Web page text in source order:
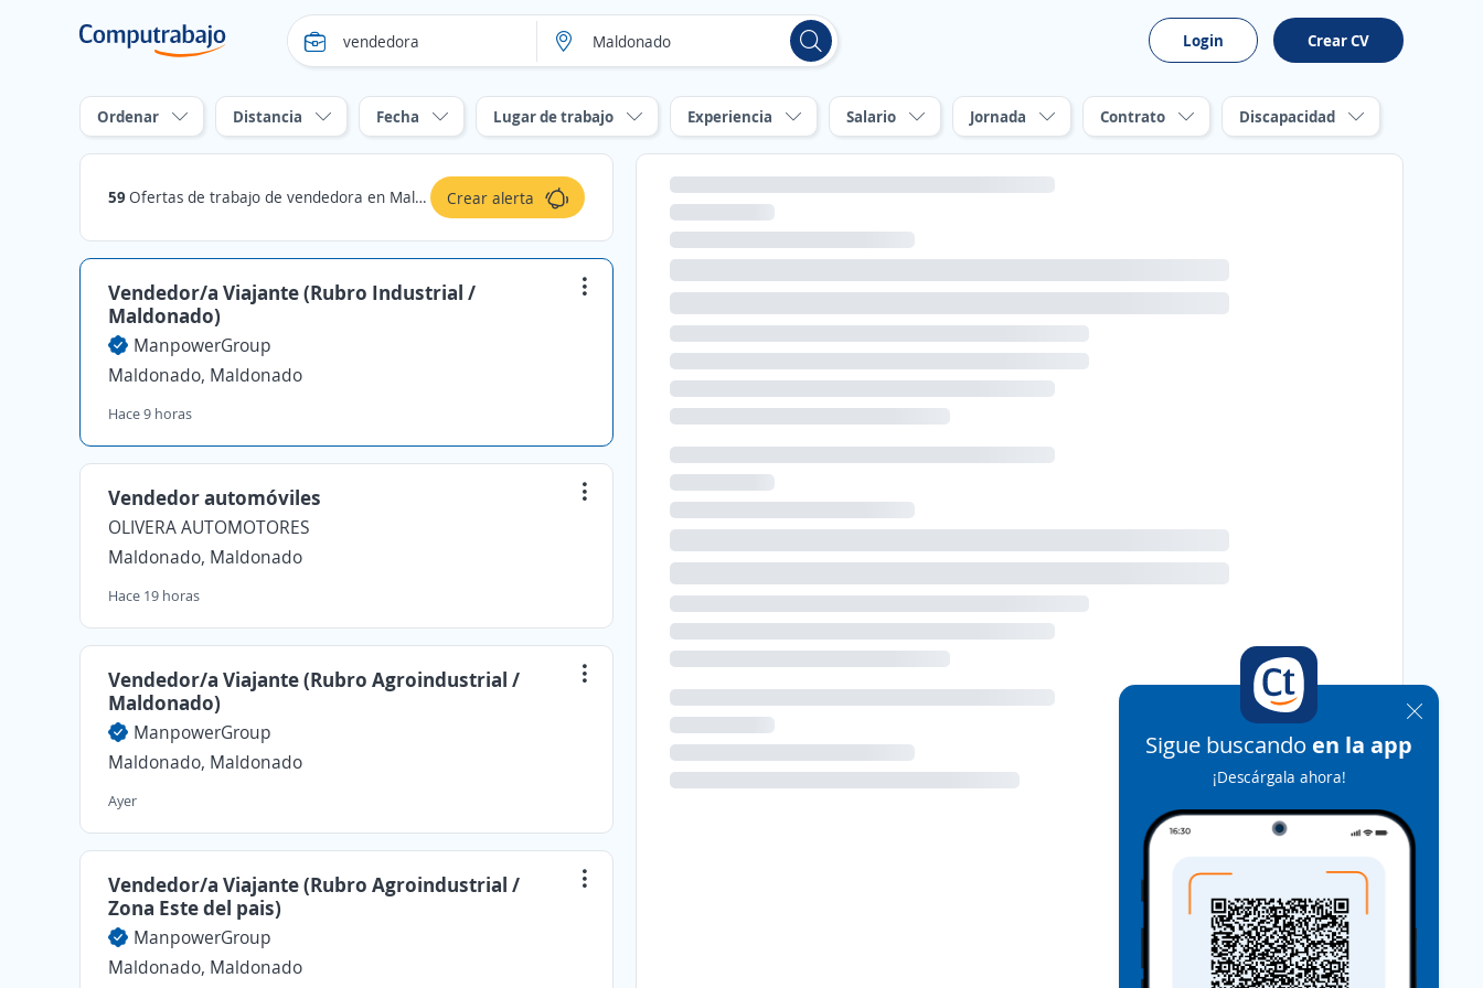
Login Crear CV
Ordenar Distancia Fecha Lugar de trabajo Experiencia Salario Jornada Contrato Discapacidad
59 Ofertas de trabajo de vendedora en Maldonado, Maldonado Crear alerta
Vendedor/a Viajante (Rubro Industrial /
Maldonado)
ManpowerGroup
Maldonado, Maldonado
Hace 9 horas
Vendedor automóviles
OLIVERA AUTOMOTORES
Maldonado, Maldonado
Hace 19 horas
Vendedor/a Viajante (Rubro Agroindustrial /
Maldonado)
ManpowerGroup
Maldonado, Maldonado
Ayer
Vendedor/a Viajante (Rubro Agroindustrial /
Zona Este del pais)
ManpowerGroup
Maldonado, Maldonado
Sigue buscando en la app
¡Descárgala ahora!